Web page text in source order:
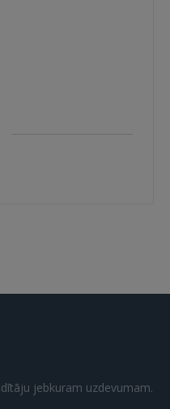
Atcerēties?
jebkuram uzdevumam.